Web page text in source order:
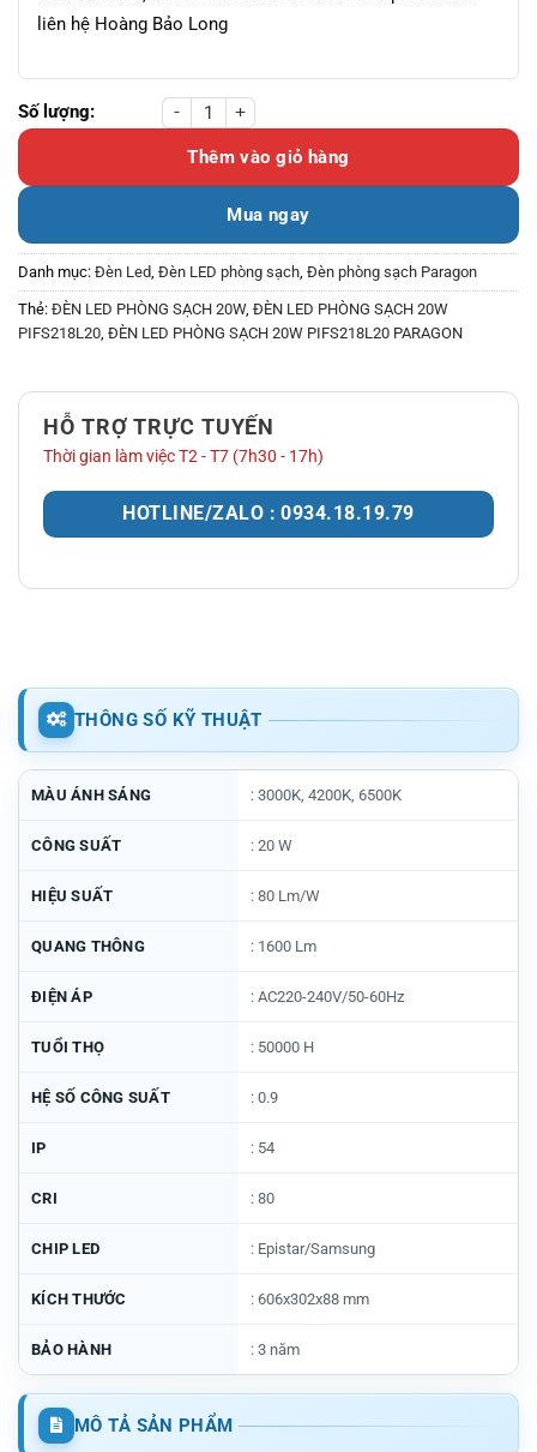
liên hệ Hoàng Bảo Long
ĐÈN LED PHÒNG SẠCH 20W PIFS218L20 PARAGON số lượng
Thêm vào giỏ hàng
Mua ngay
Danh mục: Đèn Led Đèn LED phòng sạch Đèn phòng sạch Paragon
Thẻ: ĐÈN LED PHÒNG SẠCH 20W, ĐÈN LED PHÒNG SẠCH 20W
PIFS218L20 ĐÈN LED PHÒNG SẠCH 20W PIFS218L20 PARAGON
HỖ TRỢ TRỰC TUYẾN
Thời gian làm việc T2 - T7 (7h30 - 17h)
HOTLINE/ZALO : 0934.18.19.79
THÔNG SỐ KỸ THUẬT
MÀU ÁNH SÁNG : 3000K, 4200K, 6500K
CÔNG SUẤT : 20 W
HIỆU SUẤT : 80 Lm/W
QUANG THÔNG : 1600 Lm
ĐIỆN ÁP : AC220-240V/50-60Hz
TUỔI THỌ : 50000 H
HỆ SỐ CÔNG SUẤT : 0.9
IP : 54
CRI : 80
CHIP LED : Epistar/Samsung
KÍCH THƯỚC : 606x302x88 mm
BẢO HÀNH : 3 năm
MÔ TẢ SẢN PHẨM